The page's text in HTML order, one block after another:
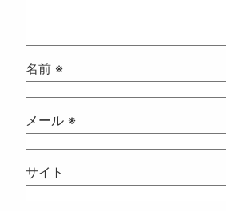
名前 ※
メール ※
サイト